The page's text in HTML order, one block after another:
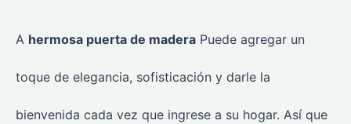
A hermosa puerta de madera Puede agregar un
toque de elegancia, sofisticación y darle la
bienvenida cada vez que ingrese a su hogar. Así que